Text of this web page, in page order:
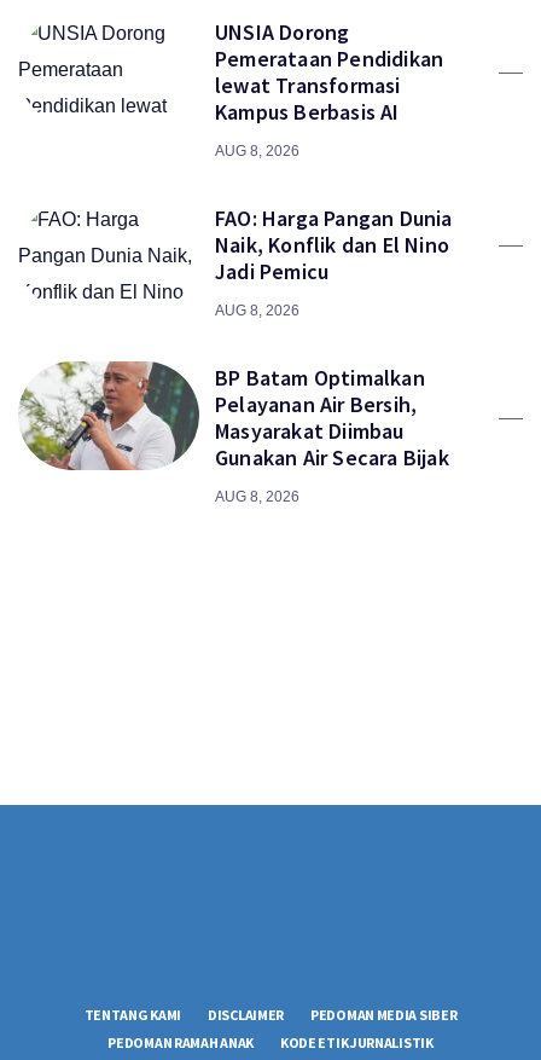
UNSIA Dorong
Pemerataan Pendidikan
lewat Transformasi
Kampus Berbasis AI
AUG 8, 2026
FAO: Harga Pangan Dunia
Naik, Konflik dan El Nino
Jadi Pemicu
AUG 8, 2026
BP Batam Optimalkan
Pelayanan Air Bersih,
Masyarakat Diimbau
Gunakan Air Secara Bijak
AUG 8, 2026
TENTANG KAMI DISCLAIMER
PEDOMAN MEDIA SIBER
PEDOMAN RAMAH ANAK
KODE ETIK JURNALISTIK